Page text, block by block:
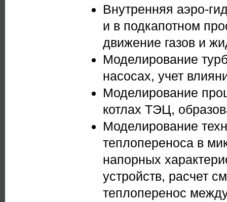
Внутренняя аэро-
и в подкапотном
движение газов и
Моделирование
насосах, учет
Моделирование
котлах ТЭЦ,
Моделирование
теплопереноса в
напорных
устройств, расчет
теплоперенос